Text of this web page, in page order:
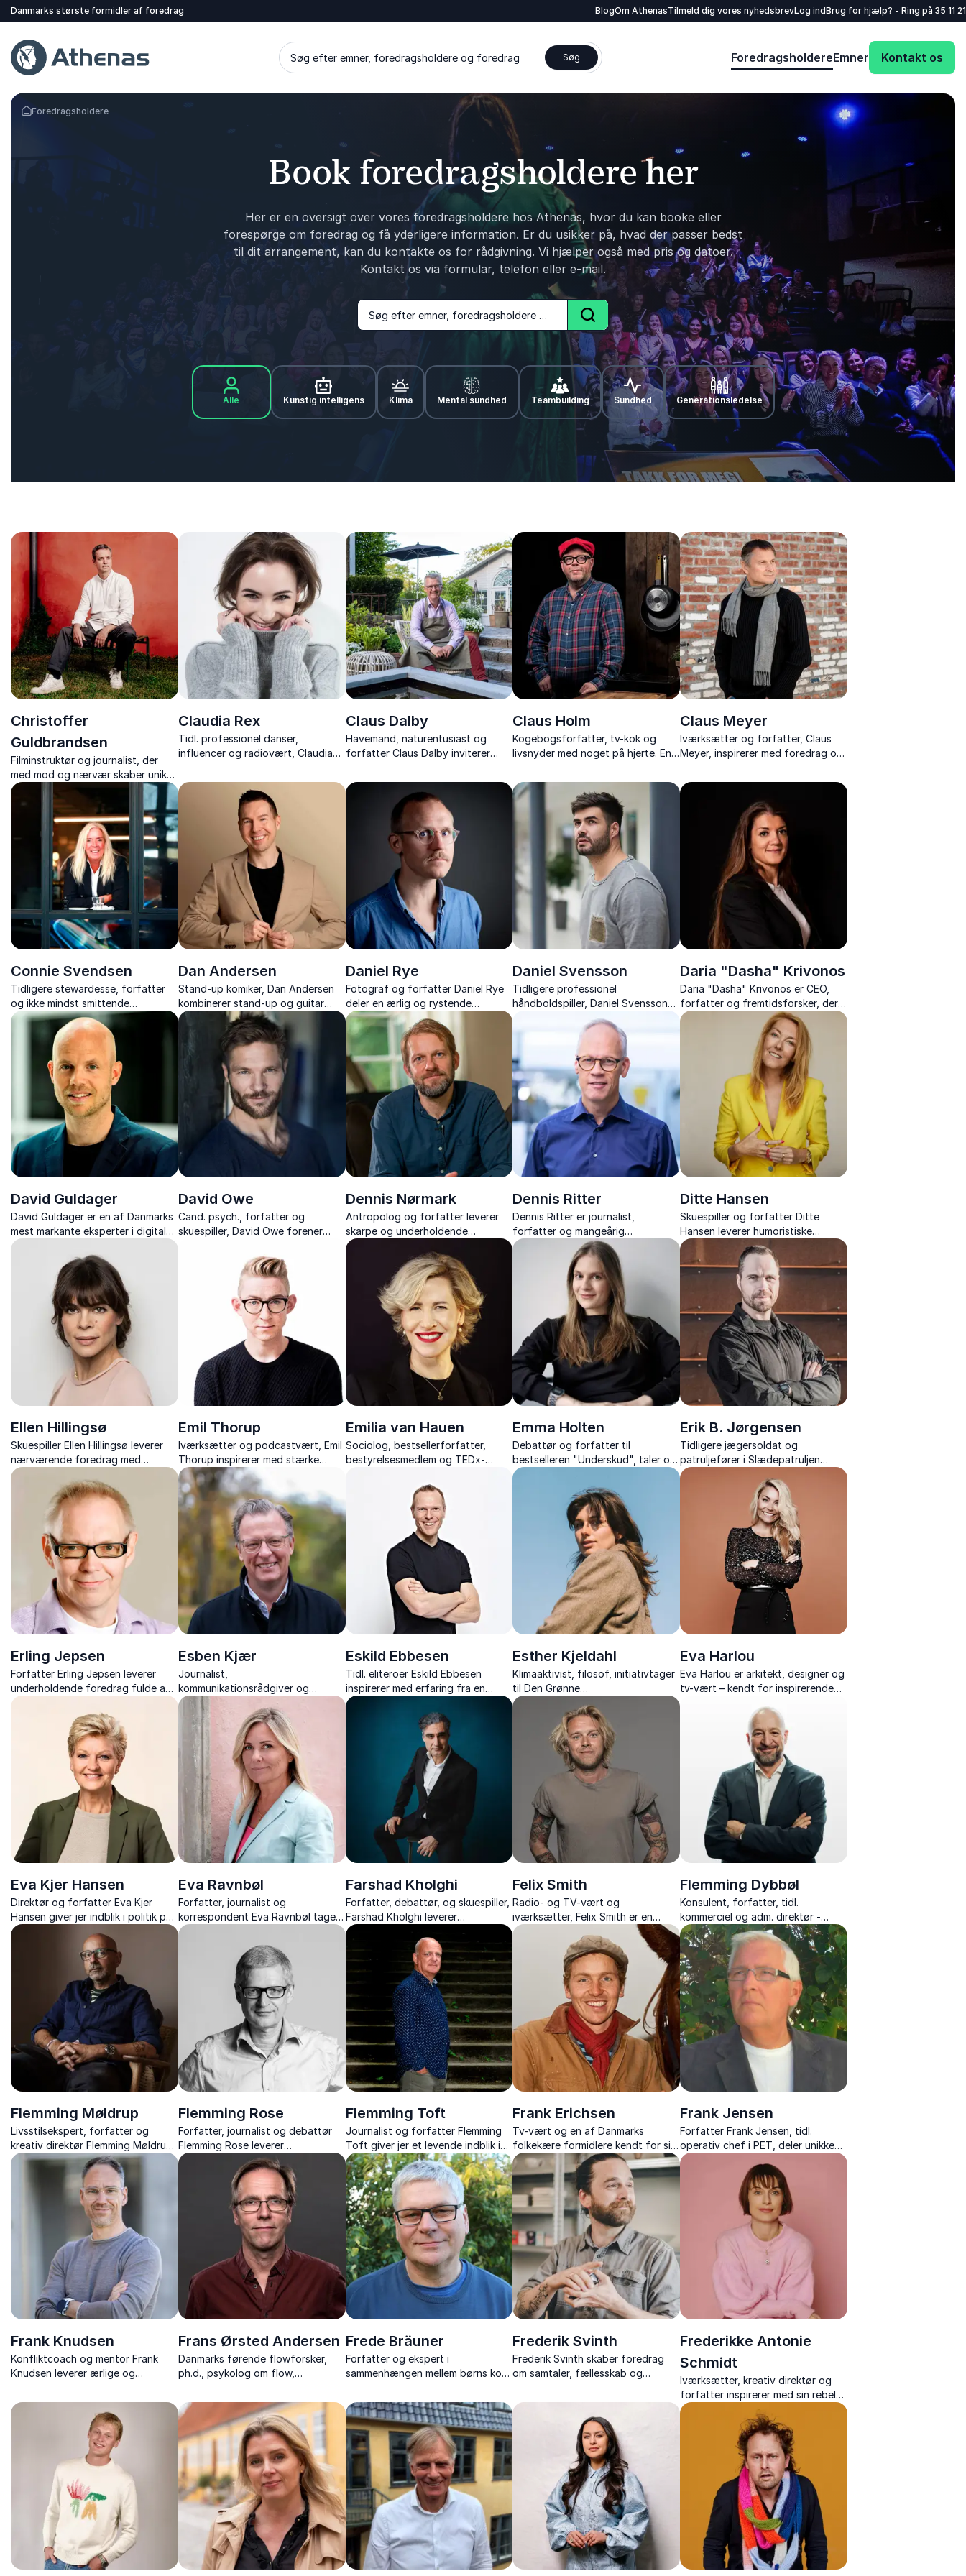
Danmarks største formidler af foredrag BlogOm AthenasTilmeld dig vores nyhedsbrevLog indBrug for hjælp? - Ring på 35 11
Søg efter emner, foredragsholdere og foredrag Søg ForedragsholdereEmner Kontakt os
Tilbage til forsiden
Foredragsholdere
Book foredragsholdere her
Her er en oversigt over vores foredragsholdere hos Athenas, hvor du kan booke eller
forespørge om foredrag og få yderligere information. Er du usikker på, hvad der passer bedst
til dit arrangement, kan du kontakte os for rådgivning. Vi hjælper også med pris og datoer.
Kontakt os via formular, telefon eller e-mail.
Søg efter emner, foredragsholdere og foredrag Søg
Alle Kunstig intelligens Klima Mental sundhed Teambuilding Sundhed Generationsledelse
Christoffer
Guldbrandsen
Filminstruktør og journalist, der
med mod og nærvær skaber unikke
indsigter i politik, magt og
fortælling.
Claudia Rex
Tidl. professionel danser,
influencer og radiovært, Claudia
succes, psykisk sygdom og
livsmod i inspirerende og gribende
foredrag.
Claus Dalby
Havemand, naturentusiast og
forfatter Claus Dalby inviterer
blomstrende univers fyldt med
inspiration, kreative idéer og
fortællinger.
Claus Holm
Kogebogsforfatter, tv-kok og
livsnyder med noget på hjerte. En
kendt for sin ærlighed og store
smag for livet.
Claus Meyer
Iværksætter og forfatter, Claus
Meyer, inspirerer med foredrag om
værtskab og socialt ansvar.
Connie Svendsen
Tidligere stewardesse, forfatter
og ikke mindst smittende
foredragsholder med
arbejdsglæde, humor og erfaring
fra 30 år i luften.
Dan Andersen
Stand-up komiker, Dan Andersen
kombinerer stand-up og guitar
med personlige historier, og
balancerer humor, musik og sårbar
ærlighed.
Daniel Rye
Fotograf og forfatter Daniel Rye
deler en ærlig og rystende
fortælling om fangenskab,
overlevelse og livet efter.
Daniel Svensson
Tidligere professionel
håndboldspiller, Daniel Svensson
motiverer med sin inspirerende
fortælling om håndbold,
kræftkamp og livsvilje.
Daria "Dasha" Krivonos
Daria "Dasha" Krivonos er CEO,
forfatter og fremtidsforsker, der
inspirerer med skarpe analyser af
megatrends og fremtidens
David Guldager
David Guldager er en af Danmarks
mest markante eksperter i digitale
trends, gadgets og fremtidens
David Owe
Cand. psych., forfatter og
skuespiller, David Owe forener
foredrag, der inspirerer til styrke,
trivsel og nye vaner.
Dennis Nørmark
Antropolog og forfatter leverer
skarpe og underholdende
foredrag om pseudoarbejde,
kulturforståelse og fremtidens
arbejdsmarked.
Dennis Ritter
Dennis Ritter er journalist,
forfatter og mangeårig
kommentator på Tour de France.
Hør om sportens drama, historie
og kultur med både indsigt og
Ditte Hansen
Skuespiller og forfatter Ditte
Hansen leverer humoristiske
foredrag om kvindeliv, selvkritik og
det uperfekte liv med varme og
skarphed.
Ellen Hillingsø
Skuespiller Ellen Hillingsø leverer
nærværende foredrag med
selvironi, indsigt og inspirerende
historier fra et liv på og bag
Emil Thorup
Iværksætter og podcastvært, Emil
Thorup inspirerer med stærke
foredrag om iværksætteri,
motivation, sundhed og troen på
egne drømme.
Emilia van Hauen
Sociolog, bestsellerforfatter,
bestyrelsesmedlem og TEDx-
Emma Holten
Debattør og forfatter til
bestselleren "Underskud", taler om
sammenhængen mellem værdi,
omsorg og samfundsøkonomi.
Erik B. Jørgensen
Tidligere jægersoldat og
patruljefører i Slædepatruljen
Sirius, kendt fra TV 2-
seersuccesen “Korpset” og som
forfatter, der med friluftsliv
inspirerer samarbejde.
Erling Jepsen
Forfatter Erling Jepsen leverer
underholdende foredrag fulde af
tragikomiske fortællinger og
indsigter fra sit anerkendte
forfatterskab.
Esben Kjær
Journalist,
kommunikationsrådgiver og
forfatter, giver nye perspektiver
på livet, døden og arbejdslivet
Eskild Ebbesen
Tidl. eliteroer Eskild Ebbesen
inspirerer med erfaring fra en
historisk OL-karriere og giver jer
konkrete værktøjer til motivation,
samarbejde og sundhed.
Esther Kjeldahl
Klimaaktivist, filosof, initiativtager
til Den Grønne
Studenterbevægelse, forfatter og
Eva Harlou
Eva Harlou er arkitekt, designer og
tv-vært – kendt for inspirerende
Eva Kjer Hansen
Direktør og forfatter Eva Kjer
Hansen giver jer indblik i politik på
alle niveauer – fra Christiansborg
til EU – med skarpe analyser og
Eva Ravnbøl
Forfatter, journalist og
korrespondent Eva Ravnbøl tager
jer med bag facaden i Italien – fra
kultur og mad til politik, religion og
Farshad Kholghi
Forfatter, debattør, og skuespiller,
Farshad Kholghi leverer
tankevækkende og underholdende
foredrag om kulturmøder,
selvudvikling og integration.
Felix Smith
Radio- og TV-vært og
iværksætter, Felix Smith er en
karismatisk profil, der sikrer energi,
nærvær og humor som
konferencier eller ordstyrer.
Flemming Dybbøl
Konsulent, forfatter, tidl.
kommerciel og adm. direktør -
forener benhård erhvervsstrategi
med rockens kreativitet i foredrag
om ledelse, innovation og samspil.
Flemming Møldrup
Livsstilsekspert, forfatter og
kreativ direktør Flemming Møldrup
giver indblik i kommunikation,
purpose og livet i forandring –
fortalt med varme og skarphed.
Flemming Rose
Forfatter, journalist og debattør
Flemming Rose leverer
tankevækkende foredrag om
ytringsfrihed, Muhammed-krisen
og Europas politiske udfordringer.
Flemming Toft
Journalist og forfatter Flemming
Toft giver jer et levende indblik i
sport, journalistik og kultur.
Frank Erichsen
Tv-vært og en af Danmarks
folkekære formidlere kendt for sin
jordnærhed og kærlighed til
naturen - Inspirerer til at tænke
bæredygtigt og tage ansvar for
fremtiden.
Frank Jensen
Forfatter Frank Jensen, tidl.
operativ chef i PET, deler unikke
indsigter i terrortrusler, spionage
og Danmarks hemmelige tjeneste.
Frank Knudsen
Konfliktcoach og mentor Frank
Knudsen leverer ærlige og
konflikthåndtering, relationer og
trivsel – med humor og praktiske
Frans Ørsted Andersen
Danmarks førende flowforsker,
ph.d., psykolog om flow,
mental robusthed.
Frede Bräuner
Forfatter og ekspert i
sammenhængen mellem børns kost
Frederik Svinth
Frederik Svinth skaber foredrag
om samtaler, fællesskab og
sprog, der rammer det, vi alle
Frederikke Antonie
Schmidt
Iværksætter, kreativ direktør og
forfatter inspirerer med sin rebelsk
ærlighed, sit mod og sin rejse fra
idé til ikonisk skobrand.